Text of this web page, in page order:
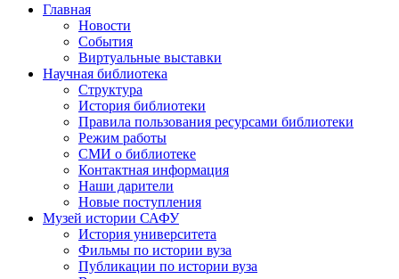
Главная
Новости
События
Виртуальные выставки
Научная библиотека
Структура
История библиотеки
Правила пользования ресурсами библиотеки
Режим работы
СМИ о библиотеке
Контактная информация
Наши дарители
Новые поступления
Музей истории САФУ
История университета
Фильмы по истории вуза
Публикации по истории вуза